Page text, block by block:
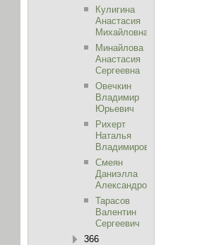
Кулигина
Анастасия
Михайловна
Минайлова
Анастасия
Сергеевна
Овечкин
Владимир
Юрьевич
Рихерт
Наталья
Владимировна
Смеян
Даниэлла
Александровна
Тарасов
Валентин
Сергеевич
366